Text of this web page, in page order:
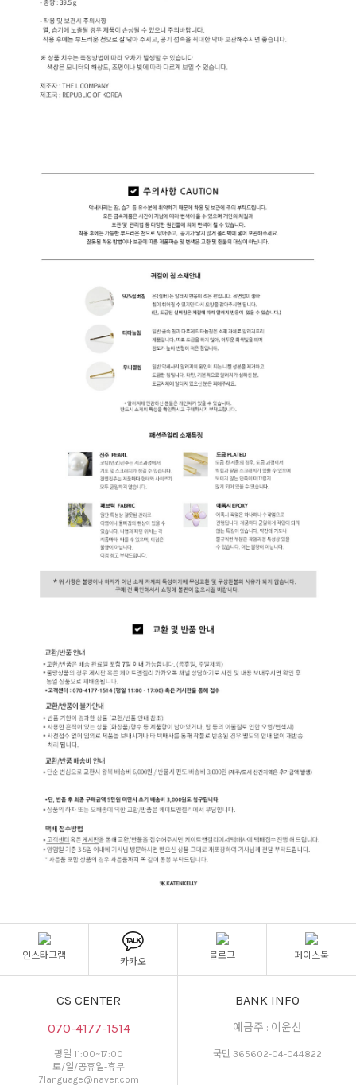
인스타그램
카카오
블로그 페이스북
CS CENTER
070-4177-1514
평일 11:00~17:00
토/일/공휴일-휴무
7language@naver.com
BANK INFO
예금주 : 이윤선
국민 365602-04-044822